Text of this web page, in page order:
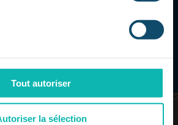
Tout autoriser
la sélection